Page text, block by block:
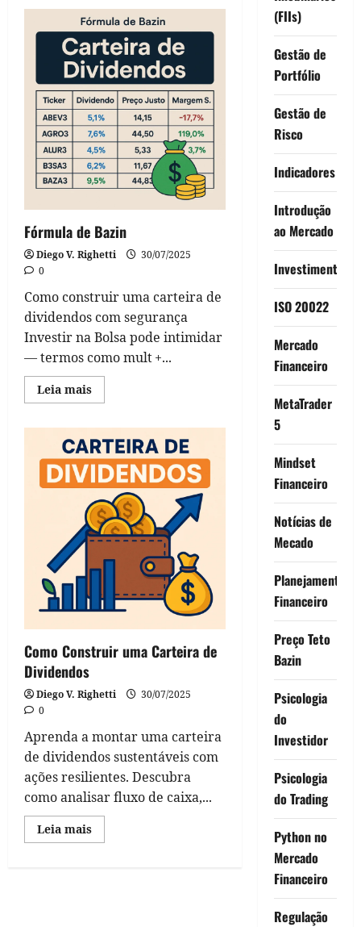
Risco
no
Swing
Trading
Fórmula de Bazin
Diego V. Righetti
30/07/2025
0
Como construir uma carteira de
dividendos com segurança
Investir na Bolsa pode intimidar
— termos como mult +...
Leia maisRead
more
Bazin
Como Construir uma Carteira de
Dividendos
Diego V. Righetti
30/07/2025
0
Aprenda a montar uma carteira
de dividendos sustentáveis com
ações resilientes. Descubra
como analisar fluxo de caixa,...
Leia maisRead
more
(FIIs)
Gestão de
Portfólio
Gestão de
Risco
Indicadores
Introdução
ao Mercado
Investimentos
ISO 20022
Mercado
Financeiro
MetaTrader
5
Mindset
Financeiro
Notícias de
Mecado
Planejamento
Financeiro
Preço Teto
Bazin
Psicologia
do
Investidor
Psicologia
do Trading
Python no
Mercado
Financeiro
Regulação